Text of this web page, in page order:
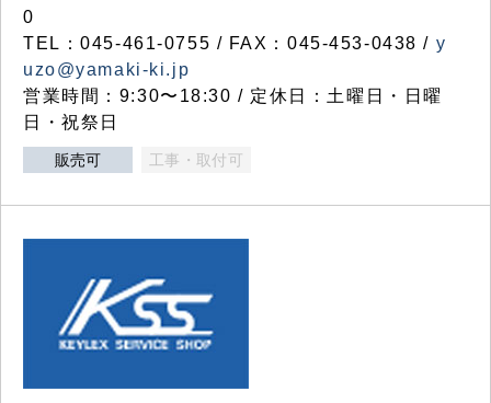
0
TEL：045-461-0755 / FAX：045-453-0438 / y
uzo@yamaki-ki.jp
営業時間：9:30〜18:30 / 定休日：土曜日・日曜
日・祝祭日
販売可 工事・取付可